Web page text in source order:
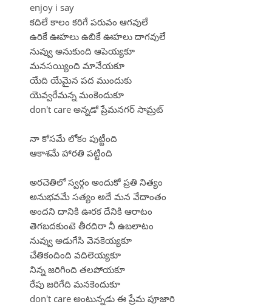
enjoy i say
కదిలే కాలం కరిగే పరువం ఆగవులే
ఉరికే ఊహలు ఉబికే ఊహలు దాగవులే
నువ్వు అనుకుంది ఆపెయ్యకూ
మనసయ్యింది మానేయకూ
యేది యేమైన పద ముందుకు
యెవ్వరేమన్న మంకెందుకూ
don't care అన్నడో ప్రేమనగర్ సామ్రట్
నా కోసమే లోకం పుట్టీంది
ఆకాశమే హారతి పట్టింది
అరచెతిలో స్వర్గం అందుకో ప్రతి నిత్యం
అనుభవమే సత్యం అదే మన వేదాంతం
అందని దానికి ఊరక దేనికి ఆరాటం
తెగబదకుంటె తీరదిరా నీ ఉబలాటం
నువ్వు అడుగేసి వెనకెయ్యకూ
చేతికందింది వదిలెయ్యకూ
నిన్న జరిగింది తలపోయకూ
రేపు జరిగేది మనకెందుకూ
don't care అంటున్నడు ఈ ప్రేమ పూజారి